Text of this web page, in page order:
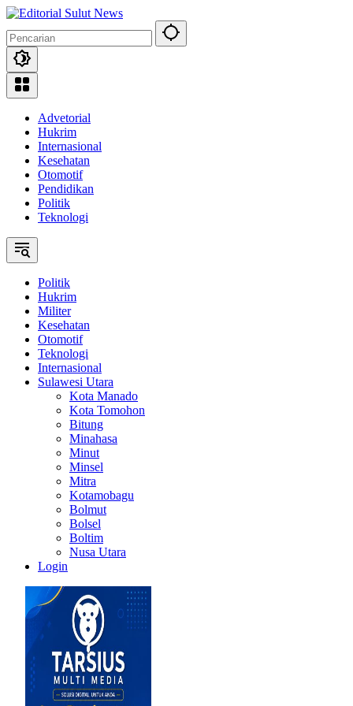
Langsung
konten
Advetorial
Hukrim
Internasional
Kesehatan
Otomotif
Pendidikan
Politik
Teknologi
Politik
Hukrim
Militer
Kesehatan
Otomotif
Teknologi
Internasional
Sulawesi Utara
Kota Manado
Kota Tomohon
Bitung
Minahasa
Minut
Minsel
Mitra
Kotamobagu
Bolmut
Bolsel
Boltim
Nusa Utara
Login